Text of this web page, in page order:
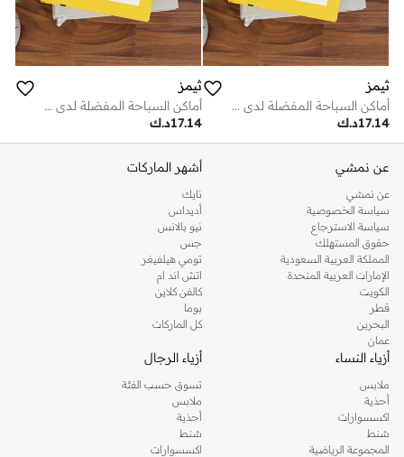
ثيمز
أماكن السباحة المفضلة لدى مونكل 100 للغوص
د.ك17.14
ثيمز
أماكن السباحة المفضلة لدى مونكل 100 للغوص
د.ك17.14
عن نمشي
عن نمشي
سياسة الخصوصية
سياسة الاسترجاع
حقوق المستهلك
المملكة العربية السعودية
الإمارات العربية المتحدة
الكويت
قطر
البحرين
عمان
أشهر الماركات
نايك
أديداس
نيو بالانس
جس
تومي هيلفيغر
اتش اند ام
كالفن كلاين
بوما
كل الماركات
أزياء النساء
ملابس
أحذية
اكسسوارات
شنط
المجموعة الرياضية
أزياء الرجال
تسوق حسب الفئة
ملابس
أحذية
شنط
اكسسوارات